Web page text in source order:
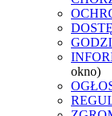
okno)